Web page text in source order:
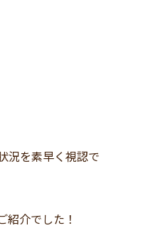
況を素早く視認で
介でした！